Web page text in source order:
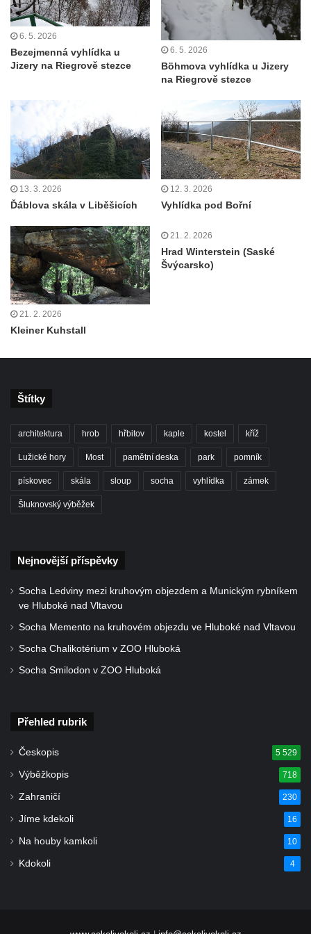
Rozhledna Varhošť u Litoměřic
Rozhledna Ungerberg (Prinz-Georg-Turm)
Rozhledna Prinz-Friedrich-August-Turm
Frotzelova rozhledna u Ejmovy chaty na
Vyhlídka Belvedér
Rozhledna na Skřivánčím vrchu u Málkova
Rozhledna Schlechteberg
Rozhledna Tanečnice
Rozhledna Weifberg
Rozhledna Krásno (Schönfeld)
Rozhledna Na Stráži (Sloup v Čechách)
Rozhledna Diana v Karlových Varech
Rozhledna Vlčí hora
Rozhledna Slovanka
Rozhledna Královka
Rozhledna Semenec u Týna nad Vltavou
Rozhledna Sokolí vrch
Rozhledna na Třenické hoře u Cerhovic
Rozhledna Kopanina
Krušných horách
Rozhledna Vlčí hora
6. 5. 2026
Bezejmenná vyhlídka u
Jizery na Riegrově stezce
6. 5. 2026
Böhmova vyhlídka u Jizery
na Riegrově stezce
13. 3. 2026
Ďáblova skála v Liběšicích
12. 3. 2026
Vyhlídka pod Bořní
21. 2. 2026
Kleiner Kuhstall
21. 2. 2026
Hrad Winterstein (Saské
Švýcarsko)
Štítky
architektura hrob hřbitov kaple kostel kříž
Lužické hory Most pamětní deska park pomník
pískovec skála sloup socha vyhlídka zámek
Šluknovský výběžek
Nejnovější příspěvky
Socha Ledviny mezi kruhovým objezdem a Munickým rybníkem
ve Hluboké nad Vltavou
Socha Memento na kruhovém objezdu ve Hluboké nad Vltavou
Socha Chalikotérium v ZOO Hluboká
Socha Smilodon v ZOO Hluboká
Přehled rubrik
Českopis 5 529
Výběžkopis 718
Zahraničí 230
Jíme kdekoli 16
Na houby kamkoli 10
Kdokoli 4